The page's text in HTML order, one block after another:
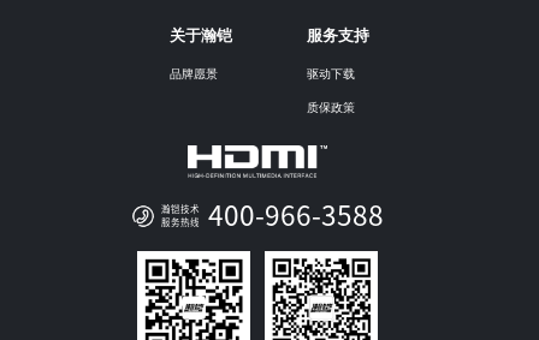
关于瀚铠
品牌愿景
服务支持
驱动下载
质保政策
瀚铠技术
服务热线
400-966-3588